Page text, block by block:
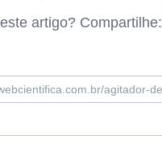
artigo? Compartilhe: